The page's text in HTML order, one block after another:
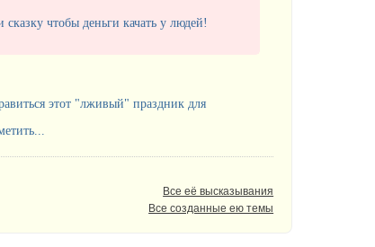
чтобы деньги качать у людей!
этот "лживый" праздник для
Все её высказывания
Все созданные ею темы